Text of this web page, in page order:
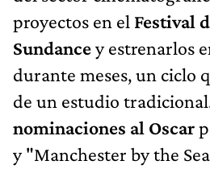
proyectos en el Festival
Sundancey estrenarlos
durante meses, un ciclo
de un estudio
nominaciones al Oscar
y "Manchester by the